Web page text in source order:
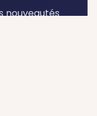
nouveautés